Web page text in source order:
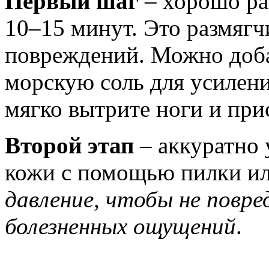
10–15 минут. Это
повреждений. Можно
морскую соль для
мягко вытрите ноги и
Второй этап – аккуратно
кожи с помощью пилки
давление, чтобы не
болезненных ощущений.